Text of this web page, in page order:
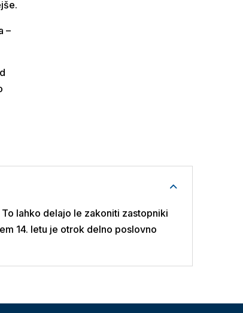
–
lahko delajo le zakoniti zastopniki
14. letu je otrok delno poslovno